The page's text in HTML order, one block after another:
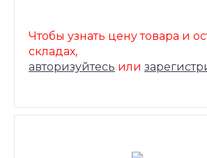
Чтобы узнать цену товара и
складах,
авторизуйтесь или